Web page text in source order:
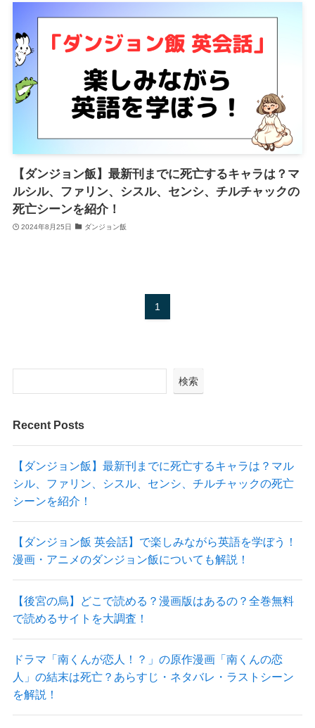
【ダンジョン飯】最新刊までに死亡するキャラは？マ
ルシル、ファリン、シスル、センシ、チルチャックの
死亡シーンを紹介！
2024年8月25日 ダンジョン飯
1
検索
Recent Posts
【ダンジョン飯】最新刊までに死亡するキャラは？マル
シル、ファリン、シスル、センシ、チルチャックの死亡
シーンを紹介！
【ダンジョン飯 英会話】で楽しみながら英語を学ぼう！
漫画・アニメのダンジョン飯についても解説！
【後宮の烏】どこで読める？漫画版はあるの？全巻無料
で読めるサイトを大調査！
ドラマ「南くんが恋人！？」の原作漫画「南くんの恋
人」の結末は死亡？あらすじ・ネタバレ・ラストシーン
を解説！